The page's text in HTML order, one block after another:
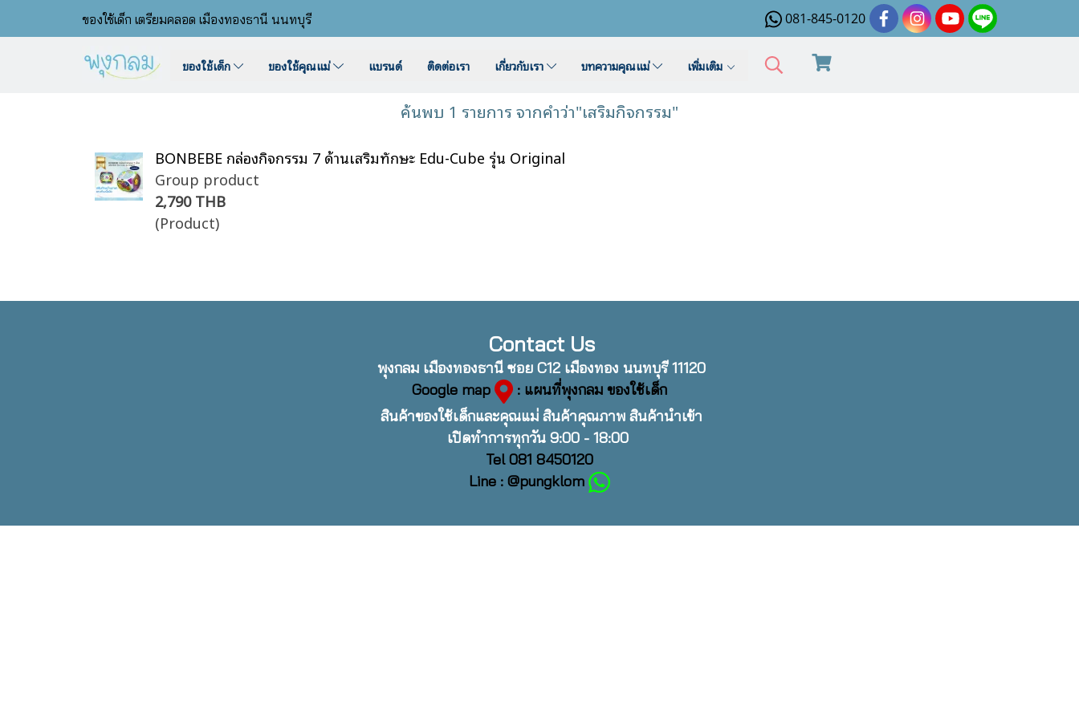
ของใช้เด็ก เตรียมคลอด เมืองทองธานี นนทบุรี 081-845-0120
ของใช้เด็ก ของใช้คุณแม่ แบรนด์ ติดต่อเรา เกี่ยวกับเรา บทความคุณแม่ เพิ่มเติม
ค้นพบ 1 รายการ จากคำว่า"เสริมกิจกรรม"
BONBEBE กล่องกิจกรรม 7 ด้านเสริมทักษะ Edu-Cube รุ่น Original
Group product
2,790 THB
(Product)
Contact Us
พุงกลม เมืองทองธานี ซอย C12 เมืองทอง นนทบุรี 11120
Google map
: แผนที่พุงกลม ของใช้เด็ก
สินค้าของใช้เด็กและคุณแม่ สินค้าคุณภาพ สินค้านำเข้า
เปิดทำการทุกวัน 9:00 - 18:00
Tel 081 8450120
Line : @pungklom